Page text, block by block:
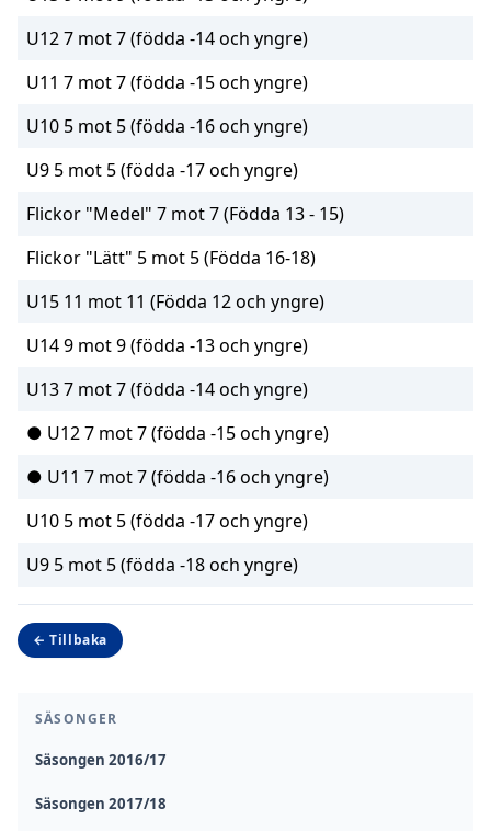
SÄSONGER
Säsongen 2016/17
Säsongen 2017/18
U12 7 mot 7 (födda -14 och yngre)
U11 7 mot 7 (födda -15 och yngre)
U10 5 mot 5 (födda -16 och yngre)
U9 5 mot 5 (födda -17 och yngre)
Flickor "Medel" 7 mot 7 (Födda 13 - 15)
Flickor "Lätt" 5 mot 5 (Födda 16-18)
U15 11 mot 11 (Födda 12 och yngre)
U14 9 mot 9 (födda -13 och yngre)
U13 7 mot 7 (födda -14 och yngre)
● U12 7 mot 7 (födda -15 och yngre)
● U11 7 mot 7 (födda -16 och yngre)
U10 5 mot 5 (födda -17 och yngre)
U9 5 mot 5 (födda -18 och yngre)
← Tillbaka